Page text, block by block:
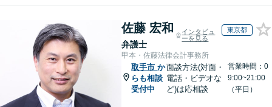
佐藤 宏和
弁護士
インタビュ
ーを見る
東京都
甲本・佐藤法律会計事務所
取手市 か
らも相談
受付中
面談方法(対面・
電話・ビデオな
ど)は応相談
営業時間：0
9:00~21:00
（平日）